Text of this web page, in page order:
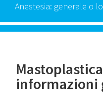
Anestesia: generale o
informazioni